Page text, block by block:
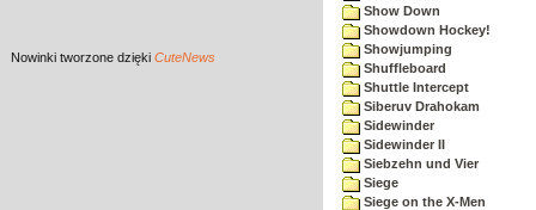
Nowinki tworzone dzięki CuteNews
Show Down
Showdown Hockey!
Showjumping
Shuffleboard
Shuttle Intercept
Siberuv Drahokam
Sidewinder
Sidewinder II
Siebzehn und Vier
Siege
Siege on the X-Men